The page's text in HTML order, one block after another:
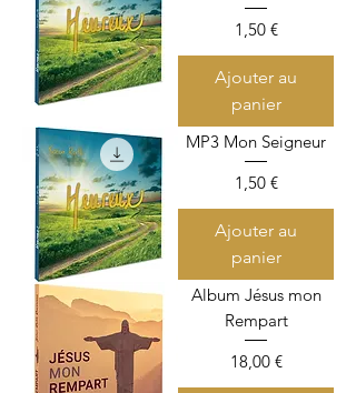
Prix
1,50 €
Ajouter au
panier
MP3 Mon Seigneur
Prix
1,50 €
Ajouter au
panier
Album Jésus mon
Rempart
Prix
18,00 €